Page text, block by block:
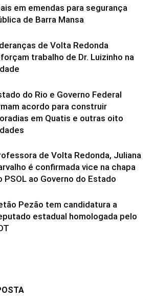
em emendas para segurança
de Barra Mansa
de Volta Redonda
trabalho de Dr. Luizinho na
do Rio e Governo Federal
acordo para construir
em Quatis e outras oito
de Volta Redonda, Juliana
é confirmada vice na chapa
PSOL ao Governo do Estado
Pezão tem candidatura a
estadual homologada pelo